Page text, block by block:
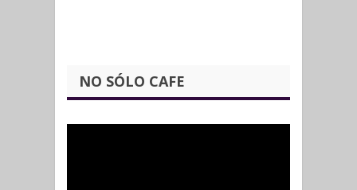
NO SÓLO CAFE